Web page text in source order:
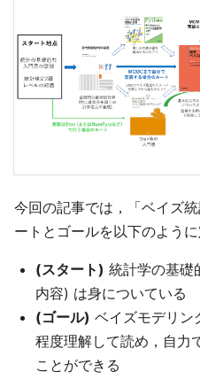
今回の記事では，「ベイズ
ートとゴールを以下のように
(スタート) 統計学の基礎
内容) は身についている
(ゴール) ベイズモデリン
程度理解して読め，自力
ことができる